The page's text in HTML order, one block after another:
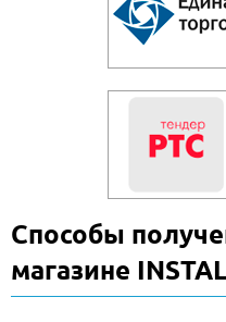
Способы
магазине